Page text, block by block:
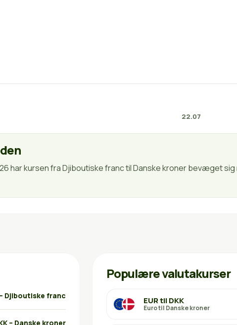
22.07
har kursen fra Djiboutiske franc til Danske kroner bevæget
– Djiboutiske franc
– Danske kroner
Populære valutakurser
EUR til DKK
Euro til Danske kroner